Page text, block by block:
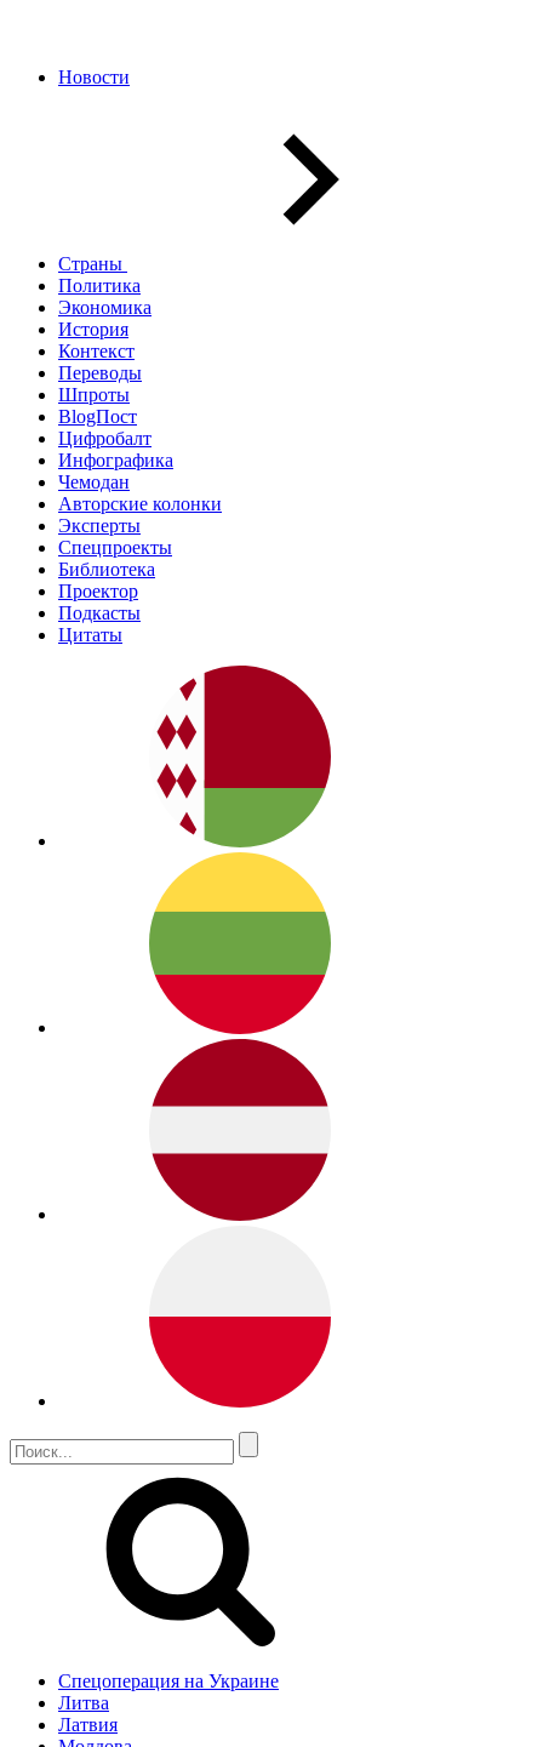
Новости
Страны
Политика
Экономика
История
Контекст
Переводы
Шпроты
BlogПост
Цифробалт
Инфографика
Чемодан
Авторские колонки
Эксперты
Спецпроекты
Библиотека
Проектор
Подкасты
Цитаты
Спецоперация на Украине
Литва
Латвия